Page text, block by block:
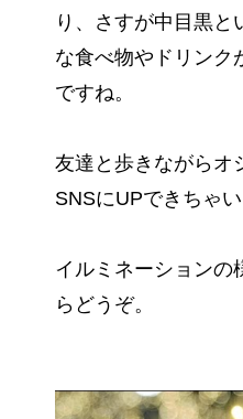
り、さすが中目黒
な食べ物やドリンク
ですね。
友達と歩きながらオ
SNSにUPできちゃ
イルミネーションの
らどうぞ。